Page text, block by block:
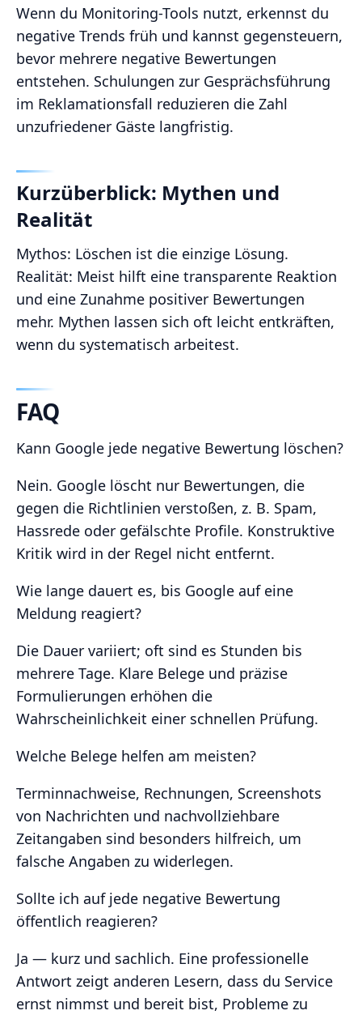
Wenn du Monitoring-Tools nutzt, erkennst du
negative Trends früh und kannst gegensteuern,
bevor mehrere negative Bewertungen
entstehen. Schulungen zur Gesprächsführung
im Reklamationsfall reduzieren die Zahl
unzufriedener Gäste langfristig.
Kurzüberblick: Mythen und
Realität
Mythos: Löschen ist die einzige Lösung.
Realität: Meist hilft eine transparente Reaktion
und eine Zunahme positiver Bewertungen
mehr. Mythen lassen sich oft leicht entkräften,
wenn du systematisch arbeitest.
FAQ
Kann Google jede negative Bewertung löschen?
Nein. Google löscht nur Bewertungen, die
gegen die Richtlinien verstoßen, z. B. Spam,
Hassrede oder gefälschte Profile. Konstruktive
Kritik wird in der Regel nicht entfernt.
Wie lange dauert es, bis Google auf eine
Meldung reagiert?
Die Dauer variiert; oft sind es Stunden bis
mehrere Tage. Klare Belege und präzise
Formulierungen erhöhen die
Wahrscheinlichkeit einer schnellen Prüfung.
Welche Belege helfen am meisten?
Terminnachweise, Rechnungen, Screenshots
von Nachrichten und nachvollziehbare
Zeitangaben sind besonders hilfreich, um
falsche Angaben zu widerlegen.
Sollte ich auf jede negative Bewertung
öffentlich reagieren?
Ja — kurz und sachlich. Eine professionelle
Antwort zeigt anderen Lesern, dass du Service
ernst nimmst und bereit bist, Probleme zu